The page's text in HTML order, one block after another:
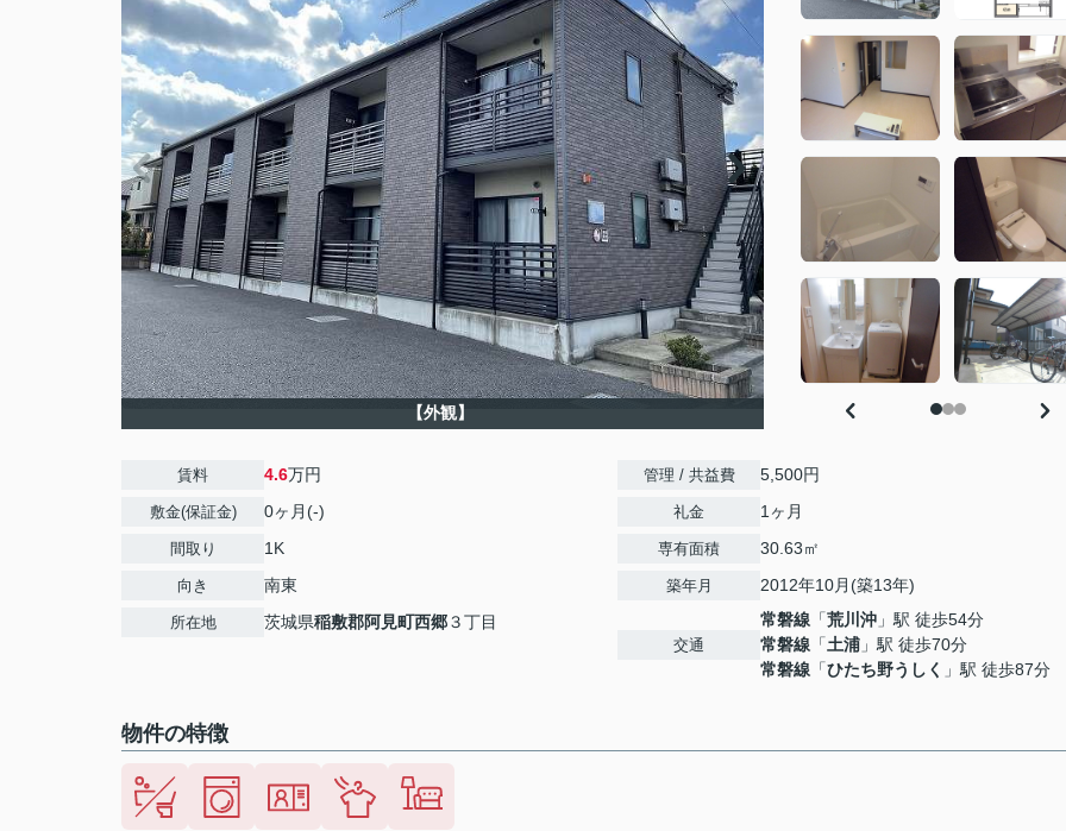
【外観】
賃料 4.6万円
敷金(保証金) 0ヶ月(-)
間取り 1K
向き 南東
所在地 茨城県稲敷郡阿見町西郷３丁目
管理 / 共益費 5,500円
礼金 1ヶ月
専有面積 30.63㎡
築年月 2012年10月(築13年)
交通
常磐線 「荒川沖 」駅 徒歩54分
常磐線 「土浦 」駅 徒歩70分
常磐線 「ひたち野うしく 」駅 徒歩87分
物件の特徴